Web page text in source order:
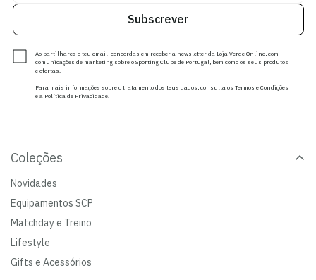
Subscrever
Ao partilhares o teu email, concordas em receber a newsletter da Loja Verde Online, com
comunicações de marketing sobre o Sporting Clube de Portugal, bem como os seus produtos
e ofertas.
Para mais informações sobre o tratamento dos teus dados, consulta os Termos e Condições
e a Política de Privacidade.
Coleções
Novidades
Equipamentos SCP
Matchday e Treino
Lifestyle
Gifts e Acessórios